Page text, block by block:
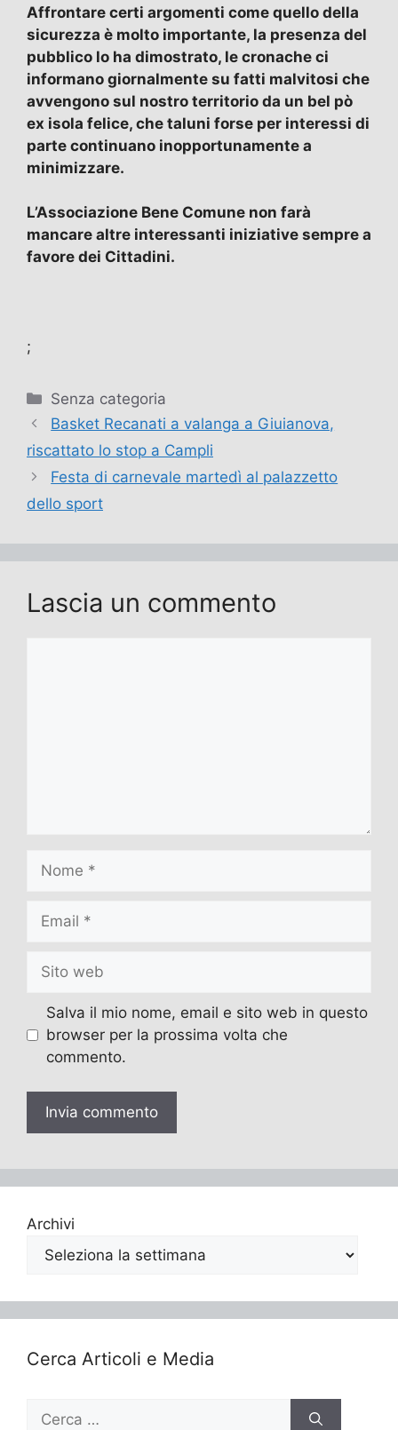
Affrontare certi argomenti come quello della
sicurezza è molto importante, la presenza del
pubblico lo ha dimostrato, le cronache ci
informano giornalmente su fatti malvitosi che
avvengono sul nostro territorio da un bel pò
ex isola felice, che taluni forse per interessi di
parte continuano inopportunamente a
minimizzare.
L’Associazione Bene Comune non farà
mancare altre interessanti iniziative sempre a
favore dei Cittadini.
;
Categorie
Senza categoria
Basket Recanati a valanga a Giuianova,
riscattato lo stop a Campli
Festa di carnevale martedì al palazzetto
dello sport
Lascia un commento
Nome
Email
Sito
web
Salva il mio nome, email e sito web in questo
browser per la prossima volta che
commento.
Archivi
Cerca Articoli e Media